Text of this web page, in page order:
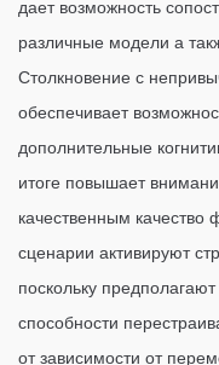
дает возможность
различные модели а
Столкновение с
обеспечивает
дополнительные
итоге повышает
качественным
сценарии активируют
поскольку
способности
от зависимости от